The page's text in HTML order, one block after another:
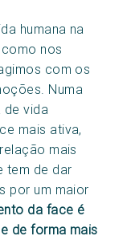
humana na
nos
com os
Numa
de vida
mais ativa,
mais
tem de dar
por um maior
da face é
de forma mais